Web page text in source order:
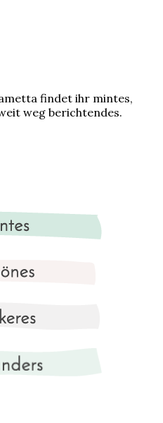
findet ihr mintes,
weg berichtendes.